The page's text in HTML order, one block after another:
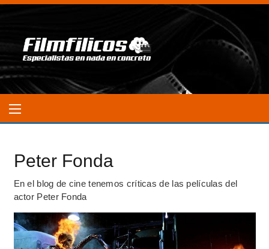
Peter Fonda
En el blog de cine tenemos críticas de las películas del
actor Peter Fonda